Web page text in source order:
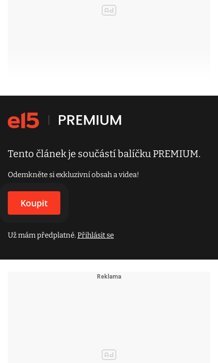
Tento článek je součástí balíčku PREMIUM.
Odemkněte si exkluzivní obsah a videa!
Koupit
Už mám předplatné.Přihlásit se